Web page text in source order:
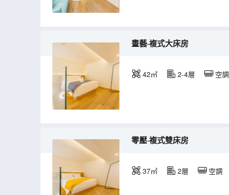
畫藝·複式大床房
42㎡ 2-4層 空調
零壓·複式雙床房
37㎡ 2層 空調